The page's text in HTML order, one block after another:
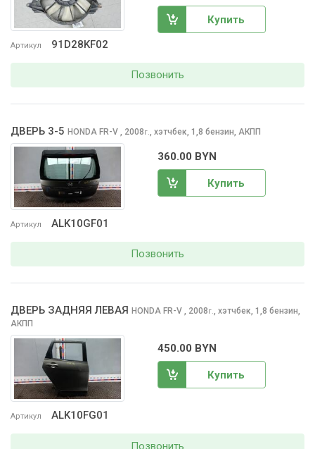
Артикул 91D28KF02
Купить
Позвонить
Артикул ALK10GF01
ДВЕРЬ 3-5 HONDA FR-V , 2008г. хэтчбек, 1,8 бензин, АКПП
360.00 BYN
Купить
Позвонить
Артикул ALK10FG01
ДВЕРЬ ЗАДНЯЯ ЛЕВАЯ HONDA FR-V , 2008г.
хэтчбек, 1,8 бензин,
АКПП
450.00 BYN
Купить
Позвонить